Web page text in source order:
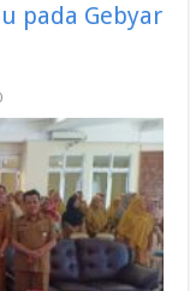
pada Gebyar